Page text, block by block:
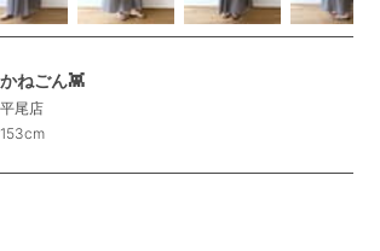
かねごん👾
平尾店
153cm